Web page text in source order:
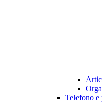
Telefono e